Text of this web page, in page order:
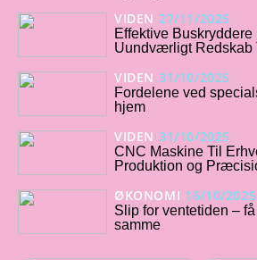
VIDEN 27/11/2025
Effektive Buskryddere
Uundværligt Redskab
VIDEN 31/10/2025
Fordelene ved
hjem
VIDEN 31/10/2025
CNC Maskine Til
Produktion og
ØKONOMI 16/10/2025
Slip for ventetiden –
samme